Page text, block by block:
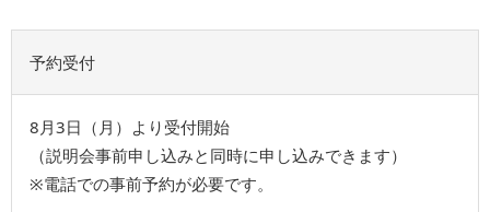
予約受付
8⽉3⽇（月）より受付開始
（説明会事前申し込みと同時に申し込みできます）
※電話での事前予約が必要です。